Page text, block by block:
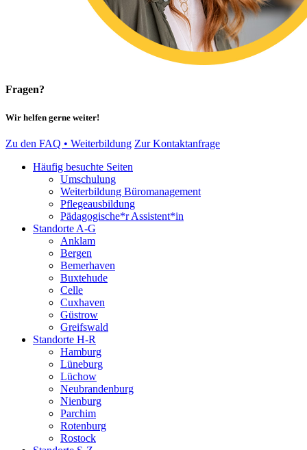
Fragen?
Wir helfen gerne weiter!
Zu den FAQ • Weiterbildung Zur Kontaktanfrage
Häufig besuchte Seiten
Umschulung
Weiterbildung Büromanagement
Pflegeausbildung
Pädagogische*r Assistent*in
Standorte A-G
Anklam
Bergen
Bemerhaven
Buxtehude
Celle
Cuxhaven
Güstrow
Greifswald
Standorte H-R
Hamburg
Lüneburg
Lüchow
Neubrandenburg
Nienburg
Parchim
Rotenburg
Rostock